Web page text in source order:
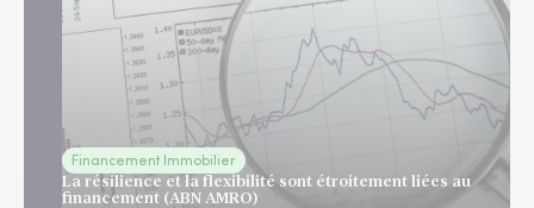
Financement Immobilier
La résilience et la flexibilité sont étroitement liées au
financement (ABN AMRO)